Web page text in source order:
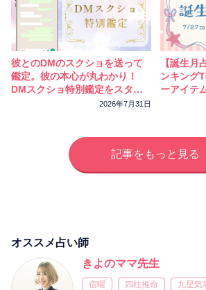
彼とのDMのスクショを送って
鑑定。彼の本心が丸わかり！
DMスクショ特別鑑定をスター
2026年7月31日
【誕生
ンキング
ーアイテ
記事をもっと見る
オススメ占い師
きよのママ先生
宿曜 四柱推命 九星気